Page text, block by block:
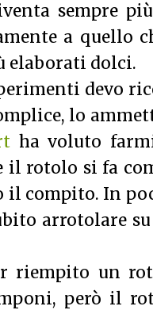
sempre
a quello
elaborati dolci.
devo
lo
ha voluto farmi
rotolo si fa
compito. In
arrotolare
riempito un
però il